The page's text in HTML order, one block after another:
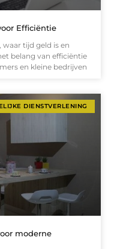
Efficiëntie
waar tijd geld is en
belang van efficiëntie
en kleine bedrijven
DIENSTVERLENING
moderne